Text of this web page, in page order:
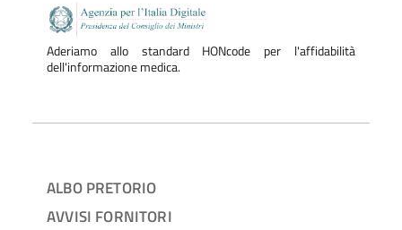
Aderiamo allo standard HONcode per l'affidabilità
dell'informazione medica.
ALBO PRETORIO
AVVISI FORNITORI